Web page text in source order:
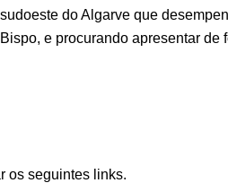
do Algarve que
e procurando apresentar de
os seguintes links.